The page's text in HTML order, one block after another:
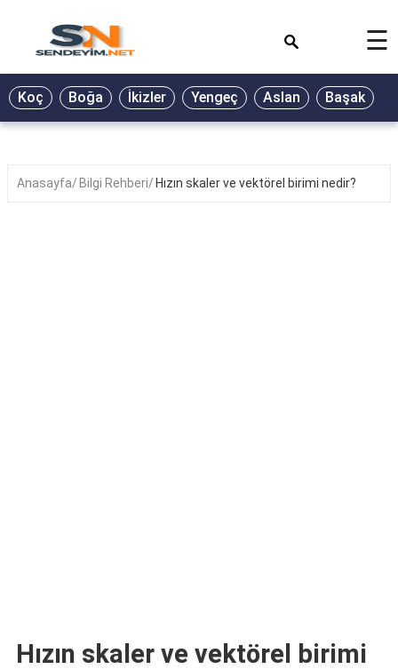
BİYOGRAFİ
GALERİ
☰
Koç Boğa İkizler Yengeç Aslan Başak
Anasayfa Bilgi Rehberi Hızın skaler ve vektörel birimi nedir?
Hızın skaler ve vektörel birimi